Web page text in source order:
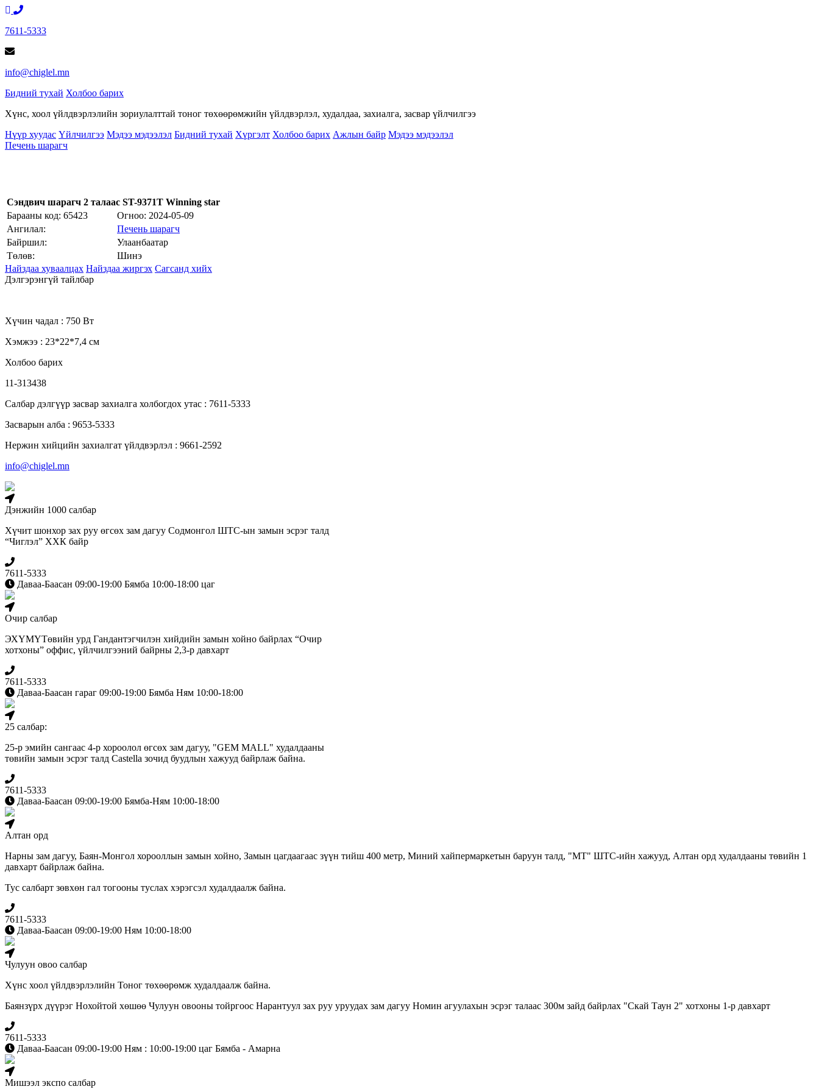
7611-5333
info@chiglel.mn
Бидний тухай Холбоо барих
Хүнс, хоол үйлдвэрлэлийн зориулалттай тоног төхөөрөмжийн үйлдвэрлэл, худалдаа, захиалга, засвар үйлчилгээ
Нүүр хуудас Үйлчилгээ Мэдээ мэдээлэл Бидний тухай Хүргэлт Холбоо барих Ажлын байр Мэдээ мэдээлэл
Печень шарагч
Сэндвич шарагч 2 талаас ST-9371T Winning star
Барааны код: 65423
Огноо: 2024-05-09
Ангилал:
Печень шарагч
Байршил:
Улаанбаатар
Төлөв:
Шинэ
Найздаа хуваалцах Найздаа жиргэх Сагсанд хийх
Дэлгэрэнгүй тайлбар
Хүчин чадал : 750 Вт
Хэмжээ : 23*22*7,4 см
Холбоо барих
11-313438
Салбар дэлгүүр засвар захиалга холбогдох утас : 7611-5333
Засварын алба : 9653-5333
Нержин хийцийн захиалгат үйлдвэрлэл : 9661-2592
info@chiglel.mn
Дэнжийн 1000 салбар
Хүчит шонхор зах руу өгсөх зам дагуу Содмонгол ШТС-ын замын эсрэг талд
“Чиглэл” ХХК байр
7611-5333
Даваа-Баасан 09:00-19:00 Бямба 10:00-18:00 цаг
Очир салбар
ЭХҮМҮТөвийн урд Гандантэгчилэн хийдийн замын хойно байрлах “Очир
хотхоны” оффис, үйлчилгээний байрны 2,3-р давхарт
7611-5333
Даваа-Баасан гараг 09:00-19:00 Бямба Ням 10:00-18:00
25 салбар:
25-р эмийн сангаас 4-р хороолол өгсөх зам дагуу, "GEM MALL" худалдааны
төвийн замын эсрэг талд Сastella зочид буудлын хажууд байрлаж байна.
7611-5333
Даваа-Баасан 09:00-19:00 Бямба-Ням 10:00-18:00
Алтан орд
Нарны зам дагуу, Баян-Монгол хорооллын замын хойно, Замын цагдаагаас зүүн тийш 400 метр, Миний хайпермаркетын баруун талд, "МТ" ШТС-ийн хажууд, Алтан орд худалдааны төвийн 1
давхарт байрлаж байна.
Тус салбарт зөвхөн гал тогооны туслах хэрэгсэл худалдаалж байна.
7611-5333
Даваа-Баасан 09:00-19:00 Ням 10:00-18:00
Чулуун овоо салбар
Хүнс хоол үйлдвэрлэлийн Тоног төхөөрөмж худалдаалж байна.
Баянзүрх дүүрэг Нохойтой хөшөө Чулуун овооны тойргоос Нарантуул зах руу уруудах зам дагуу Номин агуулахын эсрэг талаас 300м зайд байрлах "Скай Таун 2" хотхоны 1-р давхарт
7611-5333
Даваа-Баасан 09:00-19:00 Ням : 10:00-19:00 цаг Бямба - Амарна
Мишээл экспо салбар